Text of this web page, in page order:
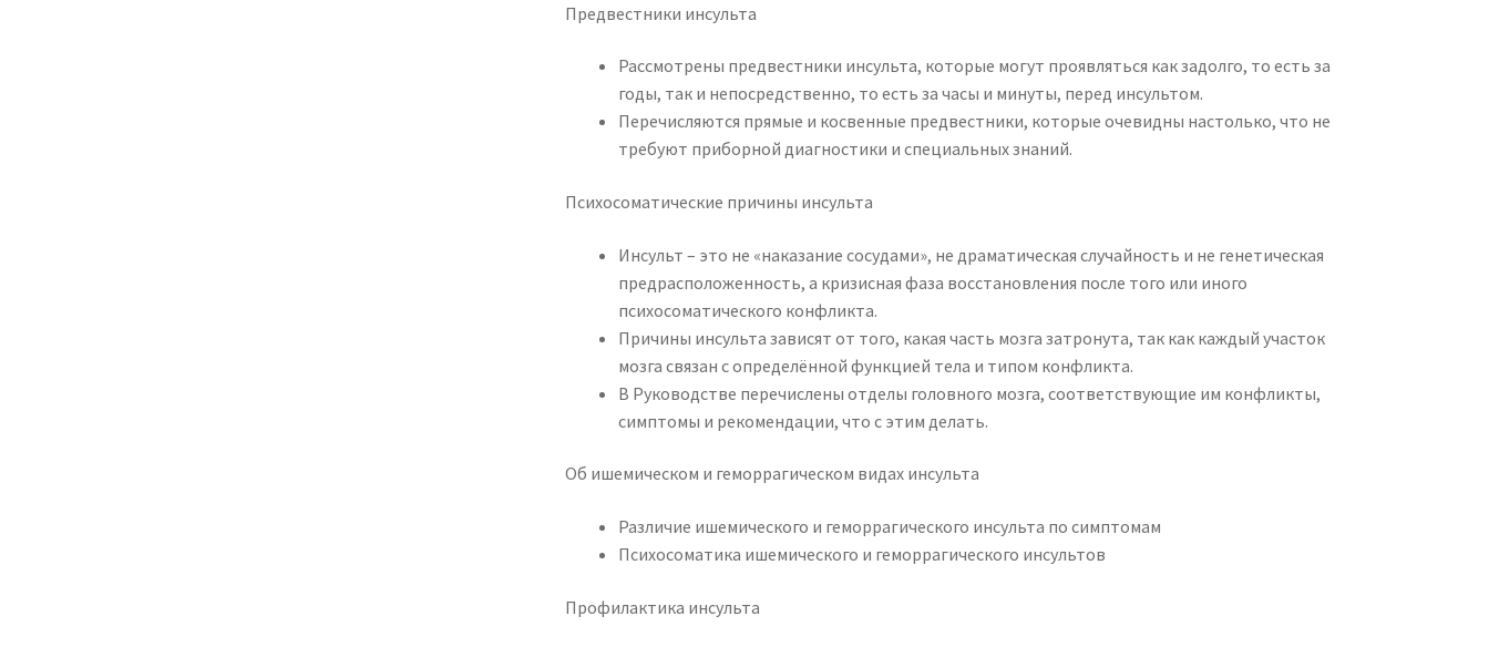
Предвестники инсульта
Рассмотрены предвестники инсульта, которые могут проявляться как задолго, то есть за
годы, так и непосредственно, то есть за часы и минуты, перед инсультом.
Перечисляются прямые и косвенные предвестники, которые очевидны настолько, что не
требуют приборной диагностики и специальных знаний.
Психосоматические причины инсульта
Инсульт – это не «наказание сосудами», не драматическая случайность и не генетическая
предрасположенность, а кризисная фаза восстановления после того или иного
психосоматического конфликта.
Причины инсульта зависят от того, какая часть мозга затронута, так как каждый участок
мозга связан с определённой функцией тела и типом конфликта.
В Руководстве перечислены отделы головного мозга, соответствующие им конфликты,
симптомы и рекомендации, что с этим делать.
Об ишемическом и геморрагическом видах инсульта
Различие ишемического и геморрагического инсульта по симптомам
Психосоматика ишемического и геморрагического инсультов
Профилактика инсульта